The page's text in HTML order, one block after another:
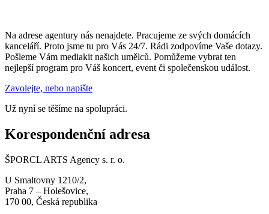
Na adrese agentury nás nenajdete. Pracujeme ze svých domácích
kanceláří. Proto jsme tu pro Vás 24/7. Rádi zodpovíme Vaše dotazy.
Pošleme Vám mediakit našich umělců. Pomůžeme vybrat ten
nejlepší program pro Váš koncert, event či společenskou událost.
Zavolejte, nebo napište
Už nyní se těšíme na spolupráci.
Korespondenční adresa
ŠPORCL ARTS Agency s. r. o.
U Smaltovny 1210/2,
Praha 7 – Holešovice,
170 00, Česká republika